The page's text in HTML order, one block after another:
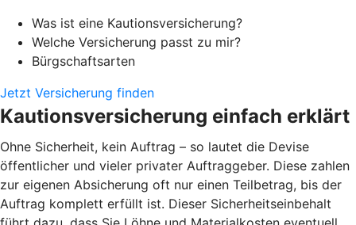
Was ist eine Kautionsversicherung?
Welche Versicherung passt zu mir?
Bürgschaftsarten
Jetzt Versicherung finden
Kautionsversicherung einfach erklärt
Ohne Sicherheit, kein Auftrag – so lautet die Devise
öffentlicher und vieler privater Auftraggeber. Diese zahlen
zur eigenen Absicherung oft nur einen Teilbetrag, bis der
Auftrag komplett erfüllt ist. Dieser Sicherheitseinbehalt